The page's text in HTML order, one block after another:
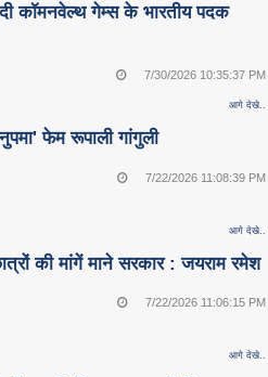
दी कॉमनवेल्थ गेम्स के भारतीय पदक
7/30/2026 10:35:37 PM
आगे देखे..
फेम रूपाली गांगुली
7/22/2026 11:08:39 PM
आगे देखे..
की मांगें माने सरकार : जयराम रमेश
7/22/2026 11:06:15 PM
आगे देखे..